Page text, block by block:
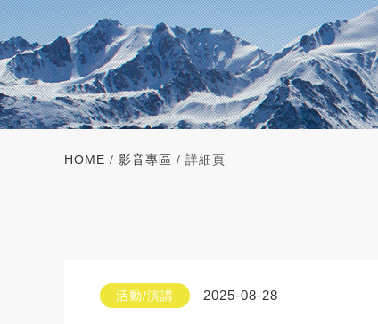
HOME / 影音專區 / 詳細頁
活動/演講 2025-08-28